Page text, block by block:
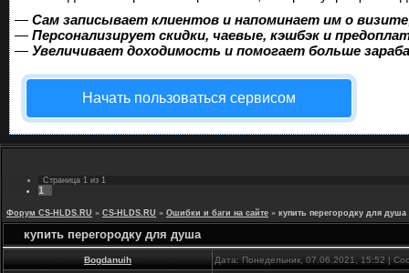
— Сам записывает клиентов и напоминает им о
— Персонализирует скидки, чаевые, кэшбэк и
— Увеличивает доходимость и помогает больше
Начать пользоваться сервисом
Страница 1 из 1
1
Форум CS-HLDS.RU » CS-HLDS.RU » Ошибки и баги на сайте » купить перегородку для душа
купить перегородку для душа
Bogdanuih Дата: Понедельник, 07.06.2021, 15:52 |